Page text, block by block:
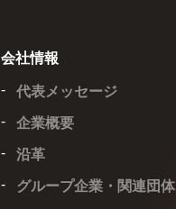
会社情報
代表メッセージ
企業概要
沿革
グループ企業・関連団体